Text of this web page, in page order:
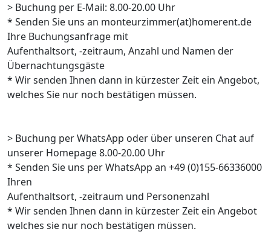
> Buchung per E-Mail: 8.00-20.00 Uhr
* Senden Sie uns an monteurzimmer(at)homerent.de
Ihre Buchungsanfrage mit
Aufenthaltsort, -zeitraum, Anzahl und Namen der
Übernachtungsgäste
* Wir senden Ihnen dann in kürzester Zeit ein Angebot,
welches Sie nur noch bestätigen müssen.
> Buchung per WhatsApp oder über unseren Chat auf
unserer Homepage 8.00-20.00 Uhr
* Senden Sie uns per WhatsApp an +49 (0)155-66336000
Ihren
Aufenthaltsort, -zeitraum und Personenzahl
* Wir senden Ihnen dann in kürzester Zeit ein Angebot
welches sie nur noch bestätigen müssen.